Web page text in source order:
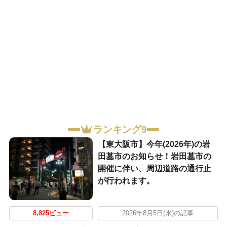
ランキング9
【東大阪市】今年(2026年)の岩
田墓市のお知らせ！岩田墓市の
開催に伴い、周辺道路の通行止
が行われます。
8,825ビュー 2026年8月5日(水)の記事